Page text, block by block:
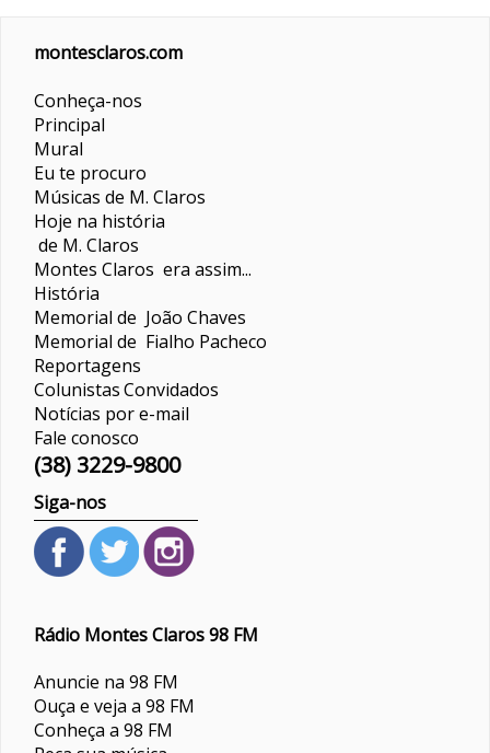
montesclaros.com
Conheça-nos
Principal
Mural
Eu te procuro
Músicas de M. Claros
Hoje na história
de M. Claros
Montes Claros era assim...
História
Memorial de João Chaves
Memorial de Fialho Pacheco
Reportagens
ColunistasConvidados
Notícias por e-mail
Fale conosco
(38) 3229-9800
Siga-nos
Rádio Montes Claros 98 FM
Anuncie na 98 FM
Ouça e veja a 98 FM
Conheça a 98 FM